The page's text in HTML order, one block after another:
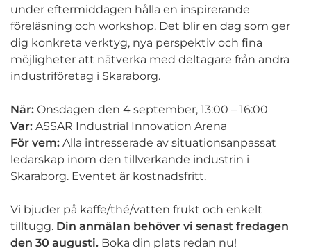
under eftermiddagen hålla en inspirerande
föreläsning och workshop. Det blir en dag som ger
dig konkreta verktyg, nya perspektiv och fina
möjligheter att nätverka med deltagare från andra
industriföretag i Skaraborg.
När: Onsdagen den 4 september, 13:00 – 16:00
Var: ASSAR Industrial Innovation Arena
För vem: Alla intresserade av situationsanpassat
ledarskap inom den tillverkande industrin i
Skaraborg. Eventet är kostnadsfritt.
Vi bjuder på kaffe/thé/vatten frukt och enkelt
tilltugg. Din anmälan behöver vi senast fredagen
den 30 augusti. Boka din plats redan nu!